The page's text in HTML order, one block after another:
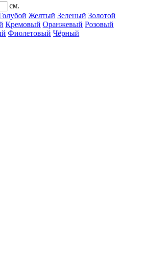
см.
Желтый Зеленый Золотой
Кремовый Оранжевый Розовый
Фиолетовый Чёрный